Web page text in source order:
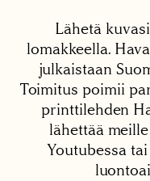
Lähetä
lomakkeella.
julkaistaan
Toimitus poimii
printtilehden
lähettää
Youtubessa